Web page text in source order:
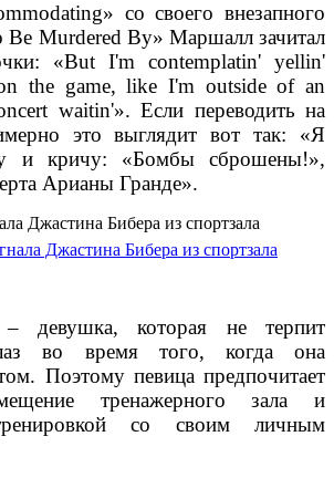
со своего внезапного
Be Murdered By» Маршалл зачитал
«But I'm contemplatin' yellin'
the game, like I'm outside of an
waitin'». Если переводить на
это выглядит вот так: «Я
и кричу: «Бомбы сброшены!»,
Арианы Гранде».
Джастина Бибера из спортзала
девушка, которая не терпит
во время того, когда она
Поэтому певица предпочитает
тренажерного зала и
со своим личным